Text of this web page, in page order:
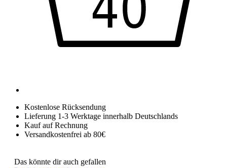
Kostenlose Rücksendung
Lieferung 1-3 Werktage innerhalb Deutschlands
Kauf auf Rechnung
Versandkostenfrei ab 80€
Das könnte dir auch gefallen